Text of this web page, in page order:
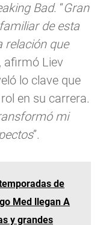
Bad. “Gran
de esta
relación que
afirmó Liev
lo clave que
en su carrera.
mi
”.
de
Med llegan A
y grandes